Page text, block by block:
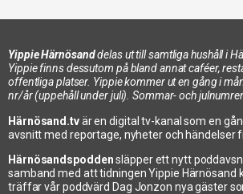
Yippie Härnösanddelas ut till samtliga hushåll i
Yippie finns dessutom på bland annat caféer,
offentliga platser. Yippie kommer ut en gång i
nr/år (uppehåll under juli). Sommar- och
Härnösand.tvär en digital tv-kanal som en
avsnitt med reportage, nyheter och händelser
Härnösandspoddensläpper ett nytt
samband med att tidningen Yippie Härnösand
träffar vår poddvärd Dag Jonzon nya gäster